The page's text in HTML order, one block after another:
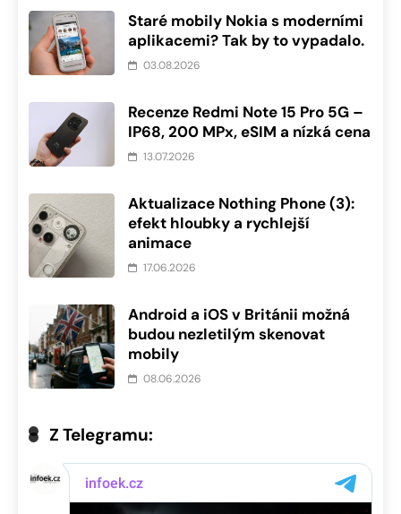
Staré mobily Nokia s moderními
aplikacemi? Tak by to vypadalo.
03.08.2026
Recenze Redmi Note 15 Pro 5G –
IP68, 200 MPx, eSIM a nízká cena
13.07.2026
Aktualizace Nothing Phone (3):
efekt hloubky a rychlejší
animace
17.06.2026
Android a iOS v Británii možná
budou nezletilým skenovat
mobily
08.06.2026
Z Telegramu: